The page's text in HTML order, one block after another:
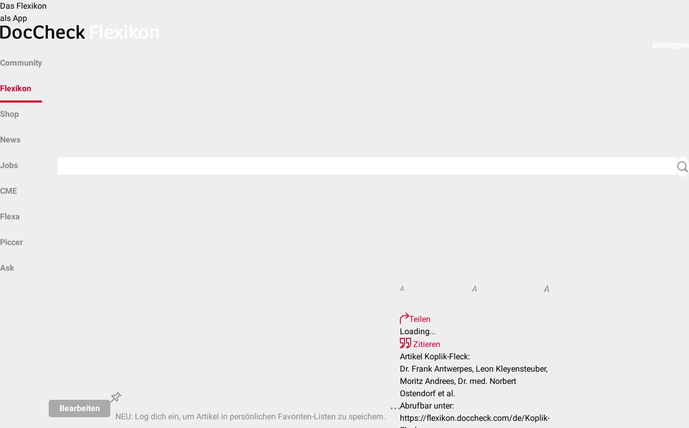
Das Flexikon
als App
Community
Flexikon
Shop
News
Jobs
CME
Flexa
Piccer
Ask
Bearbeiten
NEU: Log dich ein, um Artikel in persönlichen Favoriten-Listen zu speichern.
A A A
Teilen
Loading...
Zitieren
Artikel Koplik-Fleck:
Dr. Frank Antwerpes, Leon Kleyensteuber,
Moritz Andrees, Dr. med. Norbert
Ostendorf et al.
Abrufbar unter:
https://flexikon.doccheck.com/de/Koplik-